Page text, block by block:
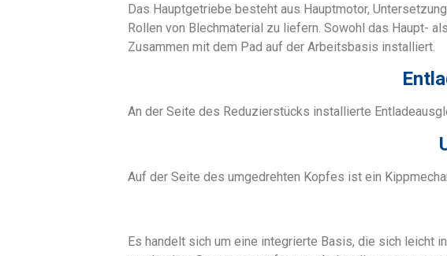
Das Hauptgetriebe besteht aus Hauptmotor,
Rollen von Blechmaterial zu liefern. Sowohl das Haupt-
Zusammen mit dem Pad auf der Arbeitsbasis installiert.
An der Seite des Reduzierstücks installierte
Auf der Seite des umgedrehten Kopfes ist ein
Es handelt sich um eine integrierte Basis, die sich leicht